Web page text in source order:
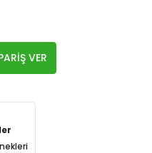
VER